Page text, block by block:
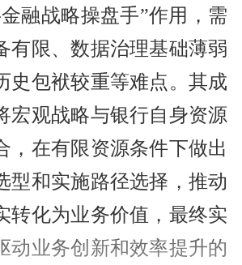
融战略操盘手”作用，需
有限、数据治理基础薄弱
史包袱较重等难点。其成
宏观战略与银行自身资源
，在有限资源条件下做出
型和实施路径选择，推动
转化为业务价值，最终实
动业务创新和效率提升的